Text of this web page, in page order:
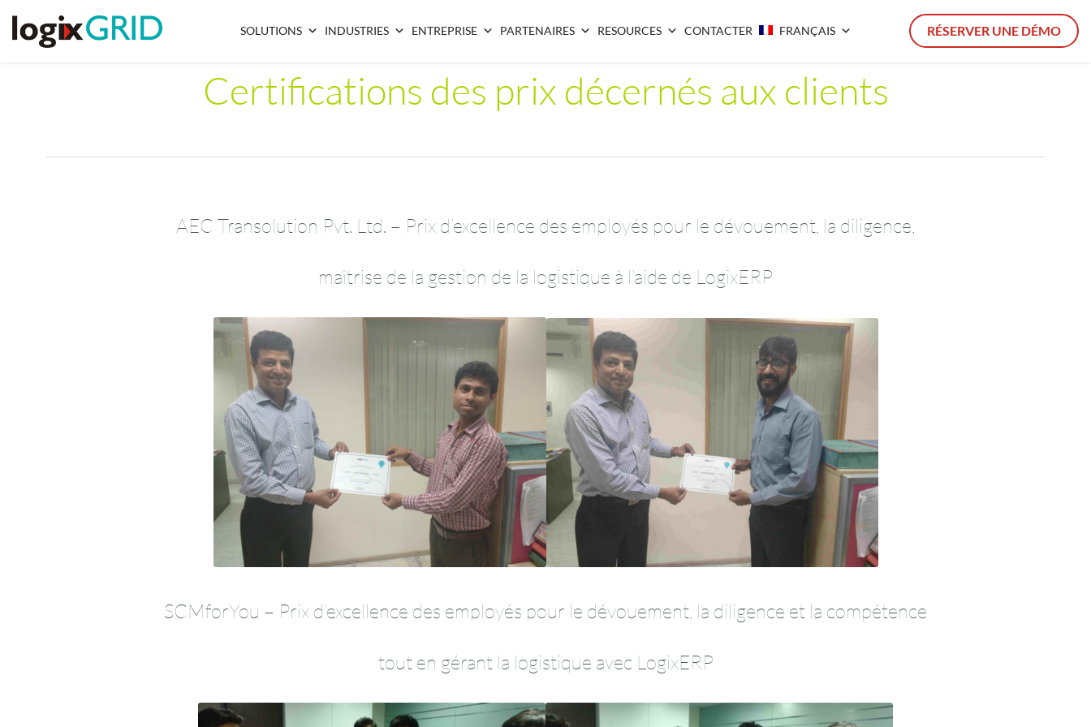
RÉSERVER UNE DÉMO
SOLUTIONS INDUSTRIES ENTREPRISE PARTENAIRES RESOURCES CONTACTER FRANÇAIS
Certifications des prix décernés aux clients
AEC Transolution Pvt. Ltd. – Prix d’excellence des employés pour le dévouement, la diligence,
maîtrise de la gestion de la logistique à l’aide de LogixERP
SCMforYou – Prix d’excellence des employés pour le dévouement, la diligence et la compétence
tout en gérant la logistique avec LogixERP